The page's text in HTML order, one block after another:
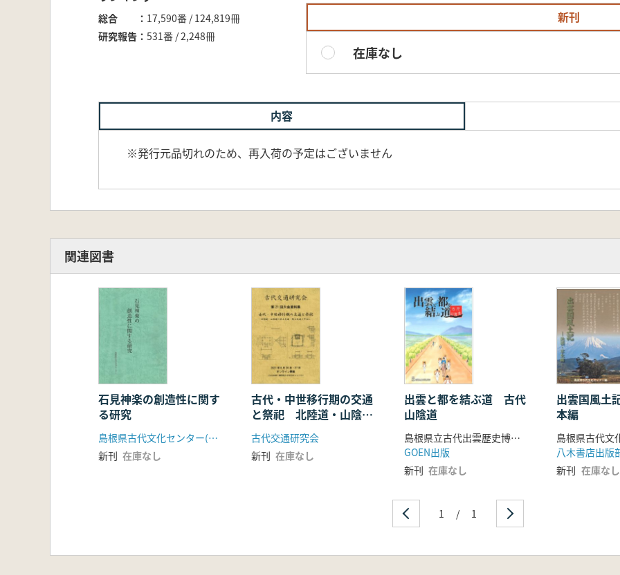
総合
17,590番 / 124,819冊
研究報告
531番 / 2,248冊
新刊
在庫なし
内容
※発行元品切れのため、再入荷の予定はございません
関連図書
石見神楽の創造性に関す
る研究
島根県古代文化センター(島根県文化財愛護協会)
新刊 在庫なし
古代・中世移行期の交通
と祭祀 北陸道・山陰道
の水上交通・陸上交通を
中心に
古代交通研究会
新刊 在庫なし
出雲と都を結ぶ道 古代
山陰道
島根県立古代出雲歴史博物館 編
GOEN出版
新刊 在庫なし
出雲国風
本編
八木書店出版
新刊 在庫なし
1 / 1